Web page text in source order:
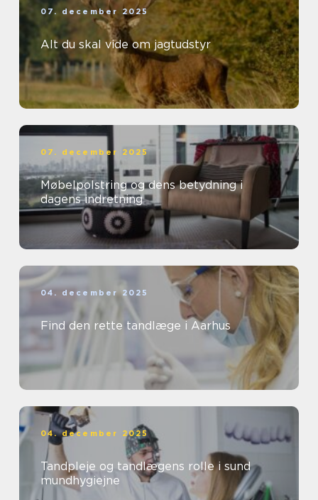
07. december 2025
Alt du skal vide om jagtudstyr
07. december 2025
Møbelpolstring og dens betydning i
dagens indretning
04. december 2025
Find den rette tandlæge i Aarhus
04. december 2025
Tandpleje og tandlægens rolle i sund
mundhygiejne